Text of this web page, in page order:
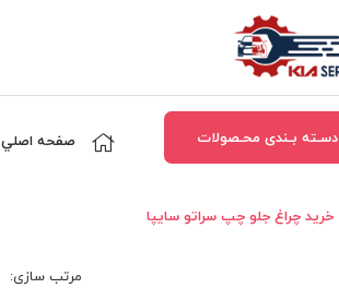
دسـته بـندی محـصولات صفحه اصلي
خرید چراغ جلو چپ سراتو سایپا
مرتب‌ سازی: